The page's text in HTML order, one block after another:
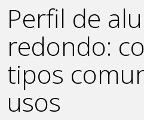
Perfil de
redondo:
tipos
usos